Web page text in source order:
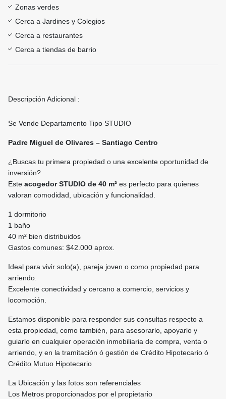
Zonas verdes
Cerca a Jardines y Colegios
Cerca a restaurantes
Cerca a tiendas de barrio
Descripción Adicional :
Se Vende Departamento Tipo STUDIO
Padre Miguel de Olivares – Santiago Centro
¿Buscas tu primera propiedad o una excelente oportunidad de
inversión?
Este acogedor STUDIO de 40 m² es perfecto para quienes
valoran comodidad, ubicación y funcionalidad.
1 dormitorio
1 baño
40 m² bien distribuidos
Gastos comunes: $42.000 aprox.
Ideal para vivir solo(a), pareja joven o como propiedad para
arriendo.
Excelente conectividad y cercano a comercio, servicios y
locomoción.
Estamos disponible para responder sus consultas respecto a
esta propiedad, como también, para asesorarlo, apoyarlo y
guiarlo en cualquier operación inmobiliaria de compra, venta o
arriendo, y en la tramitación ó gestión de Crédito Hipotecario ó
Crédito Mutuo Hipotecario
La Ubicación y las fotos son referenciales
Los Metros proporcionados por el propietario